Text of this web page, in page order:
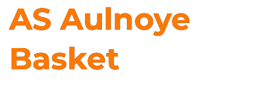
AS Aulnoye
Basket